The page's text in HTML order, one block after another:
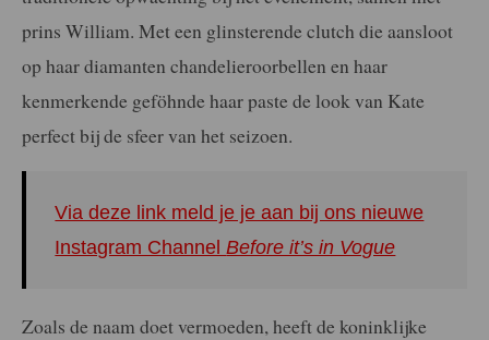
prins William. Met een glinsterende clutch die aansloot
op haar diamanten chandelieroorbellen en haar
kenmerkende geföhnde haar paste de look van Kate
perfect bij de sfeer van het seizoen.
Via deze link meld je je aan bij ons nieuwe
Instagram ChannelBefore it’s in Vogue
Zoals de naam doet vermoeden, heeft de koninklijke